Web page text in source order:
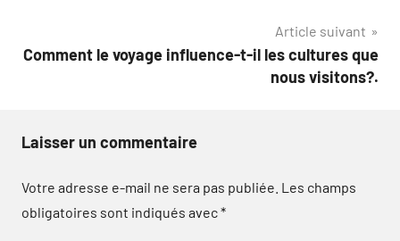
Article suivant
Comment le voyage influence-t-il les cultures que
nous visitons?.
Laisser un commentaire
Votre adresse e-mail ne sera pas publiée. Les champs
obligatoires sont indiqués avec*